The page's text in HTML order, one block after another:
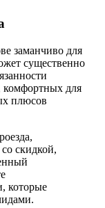
заманчиво для
существенно
комфортных для
плюсов
скидкой,
которые